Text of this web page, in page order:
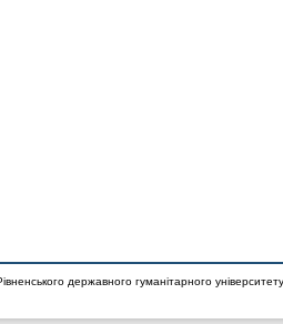
державного гуманітарного